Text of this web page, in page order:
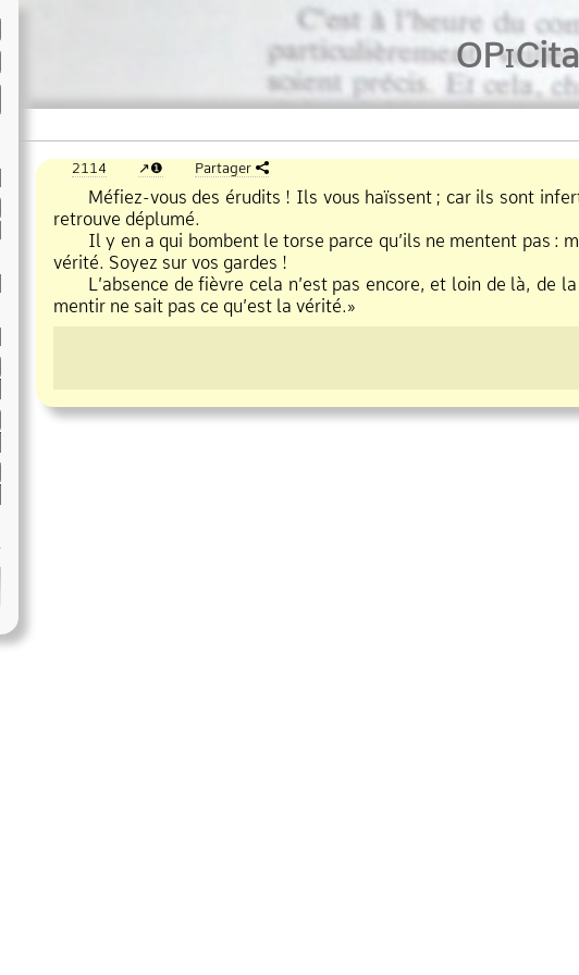
OPi
2114 ❶ Partager
Méfiez vous des érudits ! Ils vous haïssent ; car ils sont
retrouve déplumé.
Il y en a qui bombent le torse parce qu’ils ne mentent pas :
vérité. Soyez sur vos gardes !
L’absence de fièvre cela n’est pas encore, et loin de là, de
mentir ne sait pas ce qu’est la vérité.»